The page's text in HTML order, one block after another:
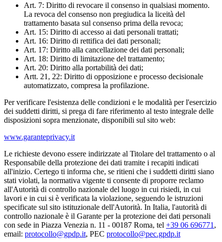
Art. 7: Diritto di revocare il consenso in qualsiasi momento.
La revoca del consenso non pregiudica la liceità del
trattamento basata sul consenso prima della revoca;
Art. 15: Diritto di accesso ai dati personali trattati;
Art. 16: Diritto di rettifica dei dati personali;
Art. 17: Diritto alla cancellazione dei dati personali;
Art. 18: Diritto di limitazione del trattamento;
Art. 20: Diritto alla portabilità dei dati;
Artt. 21, 22: Diritto di opposizione e processo decisionale
automatizzato, compresa la profilazione.
Per verificare l'esistenza delle condizioni e le modalità per l'esercizio
dei suddetti diritti, si prega di fare riferimento al testo integrale delle
disposizioni sopra menzionate, disponibili sul sito web:
www.garanteprivacy.it
Le richieste devono essere indirizzate al Titolare del trattamento o al
Responsabile della protezione dei dati tramite i recapiti indicati
all'inizio. Certego ti informa che, se ritieni che i suddetti diritti siano
stati violati, la normativa vigente ti consente di proporre reclamo
all'Autorità di controllo nazionale del luogo in cui risiedi, in cui
lavori e in cui si è verificata la violazione, seguendo le istruzioni
specificate sul sito istituzionale dell'Autorità. In Italia, l'autorità di
controllo nazionale è il Garante per la protezione dei dati personali
con sede in Piazza Venezia n. 11 - 00187 Roma, tel 177696 60 93+ ,
email: ti.pdpg@ollocotorp, PEC ti.pdpg.cep@ollocotorp